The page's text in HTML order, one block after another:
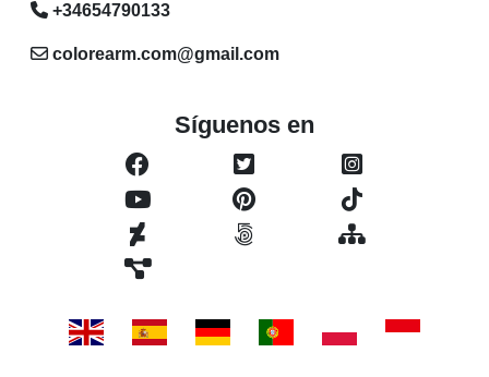
+34654790133
colorearm.com@gmail.com
Síguenos en